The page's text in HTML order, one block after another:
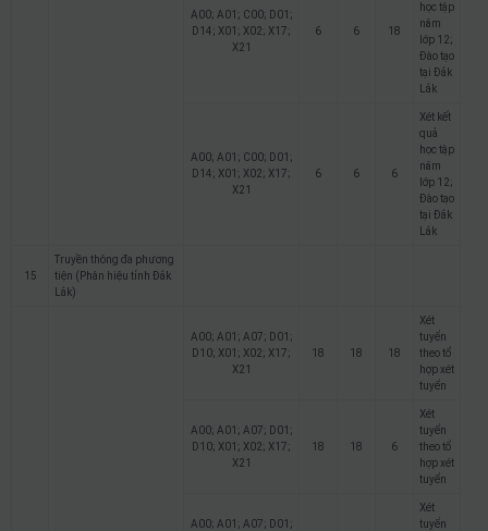
A00; A01; C00; D01;
D14; X01; X02; X17;
X21
6 6 18
học tập
năm
lớp 12;
Đào tạo
tại Đắk
Lắk
A00; A01; C00; D01;
D14; X01; X02; X17;
X21
6 6 6
Xét kết
quả
học tập
năm
lớp 12;
Đào tạo
tại Đắk
Lắk
15
Truyền thông đa phương
tiện (Phân hiệu tỉnh Đắk
Lắk)
A00; A01; A07; D01;
D10; X01; X02; X17;
X21
18 18 18
Xét
tuyển
theo tổ
hợp xét
tuyển
A00; A01; A07; D01;
D10; X01; X02; X17;
X21
18 18 6
Xét
tuyển
theo tổ
hợp xét
tuyển
A00; A01; A07; D01;
Xét
tuyển